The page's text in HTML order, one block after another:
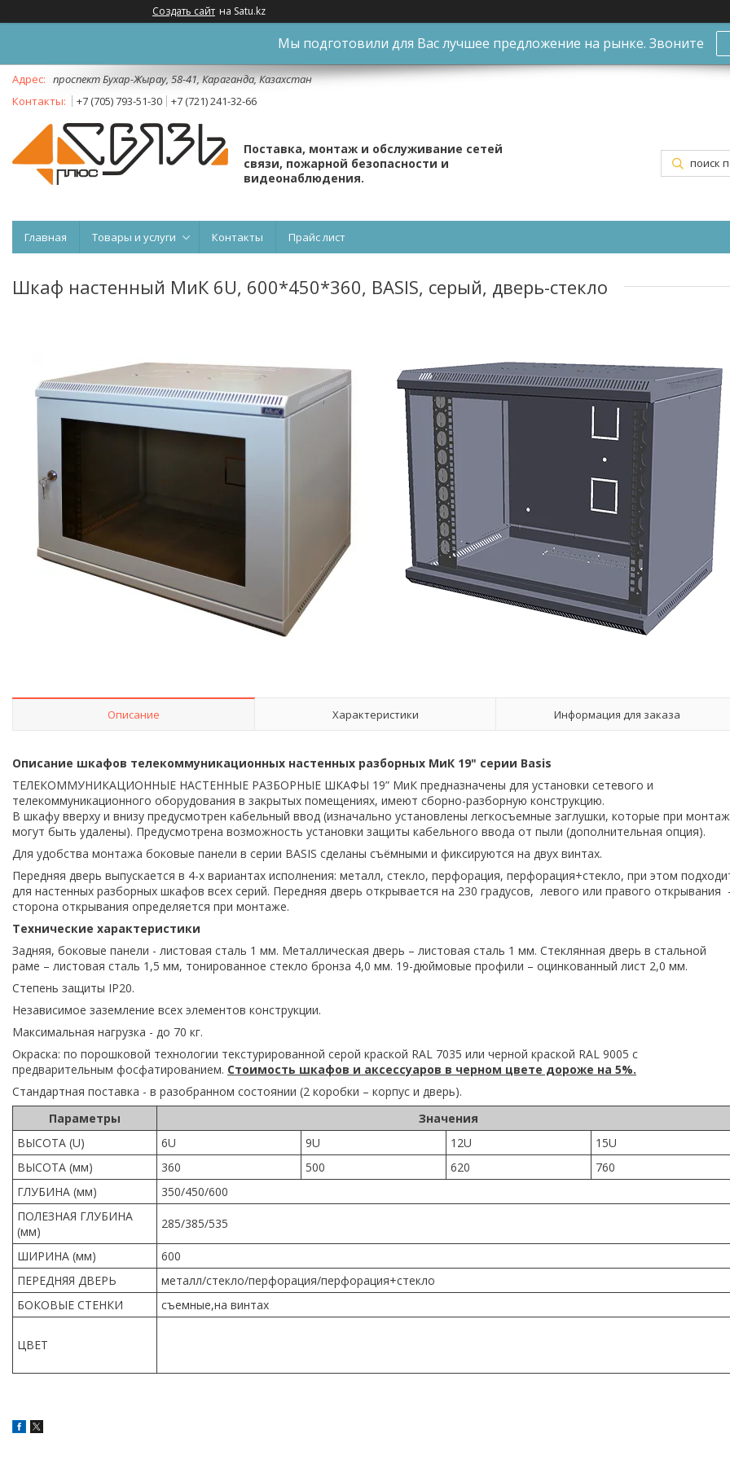
Создать сайт на Satu.kz
Мы подготовили для Вас лучшее предложение на рынке. Звоните
проспект Бухар-Жырау, 58-41, Караганда, Казахстан
+7 (705) 793-51-30
+7 (721) 241-32-66
Поставка, монтаж и обслуживание сетей
связи, пожарной безопасности и
видеонаблюдения.
Главная Товары и услуги Контакты Прайс лист
Шкаф настенный МиК 6U, 600*450*360, BASIS, серый, дверь-стекло
Описание Характеристики Информация для заказа
Описание шкафов телекоммуникационных настенных разборных МиК 19" серии Basis
ТЕЛЕКОММУНИКАЦИОННЫЕ НАСТЕННЫЕ РАЗБОРНЫЕ ШКАФЫ 19” МиК предназначены для установки сетевого и
телекоммуникационного оборудования в закрытых помещениях, имеют сборно-разборную конструкцию.
В шкафу вверху и внизу предусмотрен кабельный ввод (изначально установлены легкосъемные заглушки, которые при
могут быть удалены). Предусмотрена возможность установки защиты кабельного ввода от пыли (дополнительная опция).
Для удобства монтажа боковые панели в серии BASIS сделаны съёмными и фиксируются на двух винтах.
Передняя дверь выпускается в 4-х вариантах исполнения: металл, стекло, перфорация, перфорация+стекло, при этом
для настенных разборных шкафов всех серий. Передняя дверь открывается на 230 градусов, левого или правого открывания -
сторона открывания определяется при монтаже.
Технические характеристики
Задняя, боковые панели - листовая сталь 1 мм. Металлическая дверь – листовая сталь 1 мм. Стеклянная дверь в стальной
раме – листовая сталь 1,5 мм, тонированное стекло бронза 4,0 мм. 19-дюймовые профили – оцинкованный лист 2,0 мм.
Степень защиты IР20.
Независимое заземление всех элементов конструкции.
Максимальная нагрузка - до 70 кг.
Окраска: по порошковой технологии текстурированной серой краской RAL 7035 или черной краской RAL 9005 с
предварительным фосфатированием. Стоимость шкафов и аксессуаров в черном цвете дороже на 5%.
Стандартная поставка - в разобранном состоянии (2 коробки – корпус и дверь).
Параметры
Значения
ВЫСОТА (U)
6U 9U 12U
15U
ВЫСОТА (мм)
360 500 620
760
ГЛУБИНА (мм)
350/450/600
ПОЛЕЗНАЯ ГЛУБИНА
(мм)
285/385/535
ШИРИНА (мм)
600
ПЕРЕДНЯЯ ДВЕРЬ
металл/стекло/перфорация/перфорация+стекло
БОКОВЫЕ СТЕНКИ
съемные,на винтах
ЦВЕТ